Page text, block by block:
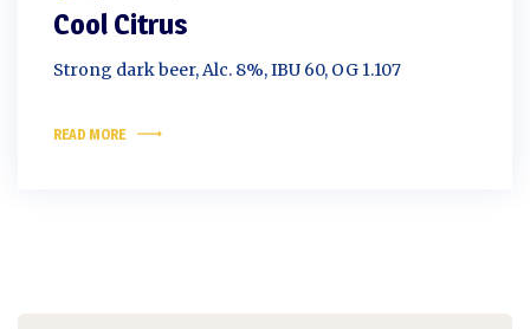
Cool Citrus
Strong dark beer, Alc. 8%, IBU 60, OG 1.107
READ MORE